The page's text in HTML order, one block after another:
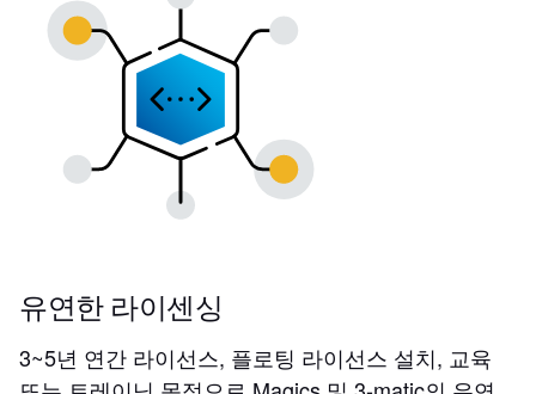
유연한 라이센싱
3~5년 연간 라이선스, 플로팅 라이선스 설치, 교육